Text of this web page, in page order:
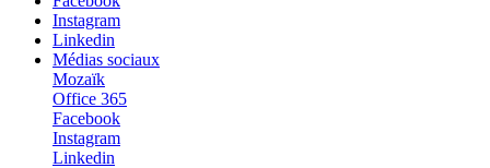
Instagram
Linkedin
Médias sociaux
Mozaïk
Office 365
Facebook
Instagram
Linkedin